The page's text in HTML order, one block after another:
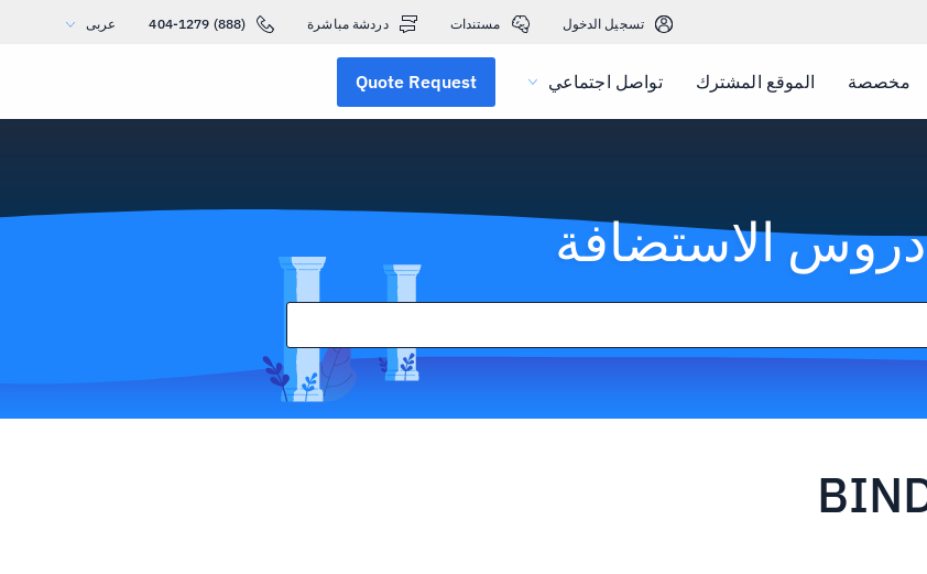
تسجيل الدخول مستندات دردشة مباشرة (888) 404-1279 عربى
مخصصة الموقع المشترك تواصل اجتماعي Quote Request
دروس الاستضافة